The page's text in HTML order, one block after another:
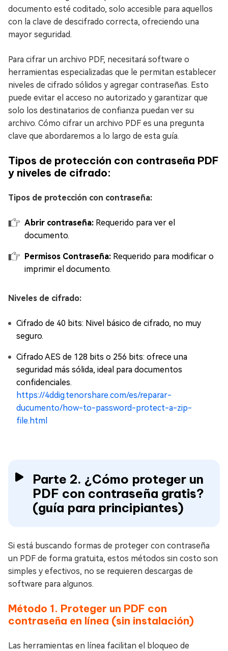
documento esté coditado, solo accesible para aquellos
con la clave de descifrado correcta, ofreciendo una
mayor seguridad.
Para cifrar un archivo PDF, necesitará software o
herramientas especializadas que le permitan establecer
niveles de cifrado sólidos y agregar contraseñas. Esto
puede evitar el acceso no autorizado y garantizar que
solo los destinatarios de confianza puedan ver su
archivo. Cómo cifrar un archivo PDF es una pregunta
clave que abordaremos a lo largo de esta guía.
Tipos de protección con contraseña PDF
y niveles de cifrado:
Tipos de protección con contraseña:
Abrir contraseña: Requerido para ver el
documento.
Permisos Contraseña: Requerido para modificar o
imprimir el documento.
Niveles de cifrado:
Cifrado de 40 bits: Nivel básico de cifrado, no muy
seguro.
Cifrado AES de 128 bits o 256 bits: ofrece una
seguridad más sólida, ideal para documentos
confidenciales.
https://4ddig.tenorshare.com/es/reparar-
ducumento/how-to-password-protect-a-zip-
file.html
Parte 2. ¿Cómo proteger un
PDF con contraseña gratis?
(guía para principiantes)
Si está buscando formas de proteger con contraseña
un PDF de forma gratuita, estos métodos sin costo son
simples y efectivos, no se requieren descargas de
software para algunos.
Método 1. Proteger un PDF con
contraseña en línea (sin instalación)
Las herramientas en línea facilitan el bloqueo de